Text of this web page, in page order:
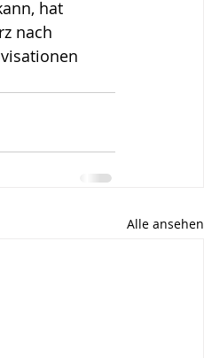
hat
nach
Alle ansehen